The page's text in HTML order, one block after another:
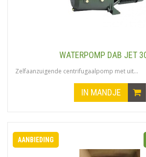
WATERPOMP DAB JET
Zelfaanzuigende centrifugaalpomp met uit...
IN MANDJE
AANBIEDING